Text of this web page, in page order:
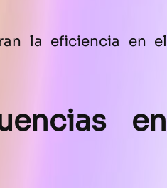
la eficiencia en el
en